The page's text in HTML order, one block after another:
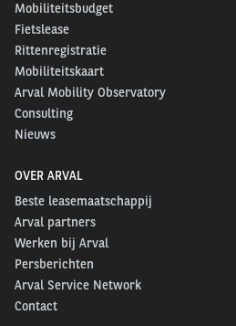
Mobiliteitsbudget
Fietslease
Rittenregistratie
Mobiliteitskaart
Arval Mobility Observatory
Consulting
Nieuws
OVER ARVAL
Beste leasemaatschappij
Arval partners
Werken bij Arval
Persberichten
Arval Service Network
Contact